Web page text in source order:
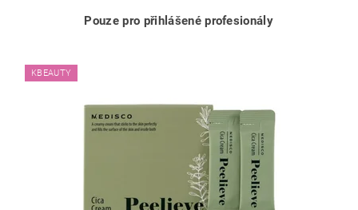
Pouze pro přihlášené profesionály
KBEAUTY